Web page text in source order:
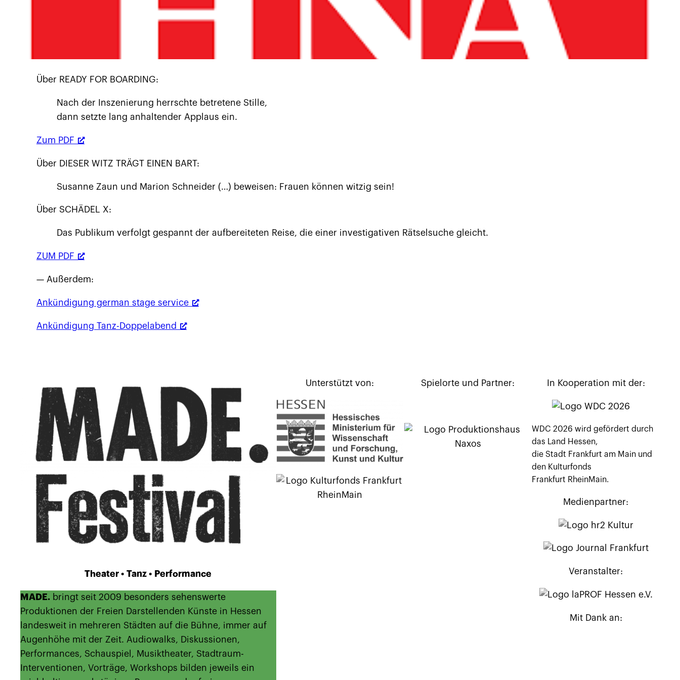
Über READY FOR BOARDING:
Nach der Inszenierung herrschte betretene Stille,
dann setzte lang anhaltender Applaus ein.
Zum PDF
Über DIESER WITZ TRÄGT EINEN BART:
Susanne Zaun und Marion Schneider (…) beweisen: Frauen können witzig sein!
Über SCHÄDEL X:
Das Publikum verfolgt gespannt der aufbereiteten Reise, die einer investigativen Rätselsuche gleicht.
ZUM PDF
— Außerdem:
Ankündigung german stage service
Ankündigung Tanz-Doppelabend
Theater • Tanz • Performance
MADE. bringt seit 2009 besonders sehenswerte
Produktionen der Freien Darstellenden Künste in Hessen
landesweit in mehreren Städten auf die Bühne, immer auf
Augenhöhe mit der Zeit. Audiowalks, Diskussionen,
Performances, Schauspiel, Musiktheater, Stadtraum-
Interventionen, Vorträge, Workshops bilden jeweils ein
Unterstützt von: Spielorte und Partner: In Kooperation mit der:
WDC 2026 wird gefördert durch
das Land Hessen,
die Stadt Frankfurt am Main und
den Kulturfonds
Frankfurt RheinMain.
Medienpartner:
Veranstalter:
Mit Dank an: